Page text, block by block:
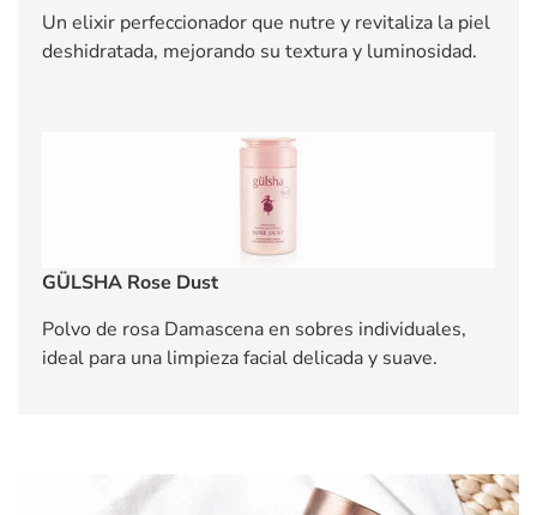
Un elixir perfeccionador que nutre y revitaliza la piel
deshidratada, mejorando su textura y luminosidad.
GÜLSHA Rose Dust
Polvo de rosa Damascena en sobres individuales,
ideal para una limpieza facial delicada y suave.